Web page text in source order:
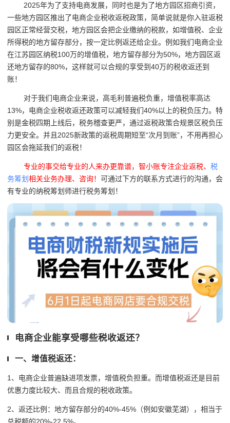
2025年为了支持电商发展，同时也是为了地方园区招商引资，
一些地方园区推出了电商企业税收返税政策，简单说就是你入驻返税
园区正常经营交税， 地方园区会把企业缴纳的税款，如增值税、企业
所得税的地方留存部分，按一定比例返还给企业。例如我们电商企业
在江苏园区纳税100万的增值税，地方留存部分为50%，地方园区返
还地方留存的80%，这样就可以合规的享受到40万的税收返还到
账！
对于我们电商企业来说，高毛利普遍税负重，增值税率高达
13%，电商企业税收返还政策可以减轻我们40%以上的税负压力。特
别是金税四期上线后，税务稽查更严，通过返税政策合规景区税负压
力更安全。并且2025新政策的返税周期短至“次月到账”，不用再担心
园区会拖延我们的返税！
专业的事交给专业的人来办更靠谱，智小账专注企业返税、 税
务筹划 相关业务办理、咨询！ 可通过下方的联系方式进行的沟通，会
有专业的纳税筹划师进行税务筹划！
电商企业能享受哪些税收返还？
一、增值税返还：
1、电商企业普遍缺进项发票，增值税负担重。而增值税返还是目前
优惠力度比较大、而且合规的税收政策。
2、返还比例：地方留存部分的40%-45%（例如安徽芜湖），相当于
总税额的20%-22.5%。